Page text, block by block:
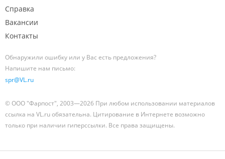
Справка
Вакансии
Контакты
Обнаружили ошибку или у Вас есть предложения?
Напишите нам письмо:
spr@VL.ru
© ООО "Фарпост", 2003—2026 При любом использовании материалов
ссылка на VL.ru обязательна. Цитирование в Интернете возможно
только при наличии гиперссылки. Все права защищены.